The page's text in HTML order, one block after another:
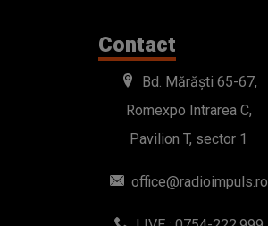
Contact
Bd. Mărăști 65-67,
Romexpo Intrarea C,
Pavilion T, sector 1
office@radioimpuls.ro